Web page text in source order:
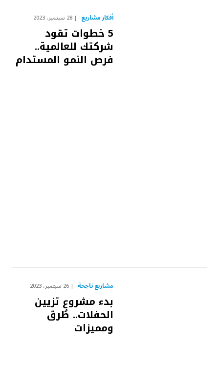
أفكار مشاريع 28 سبتمبر، 2023
5 خطوات تقود
شركتك للعالمية..
فرص النمو المستدام
مشاريع ناجحة 26 سبتمبر، 2023
بدء مشروع تزيين
الحفلات.. طُرق
ومميزات